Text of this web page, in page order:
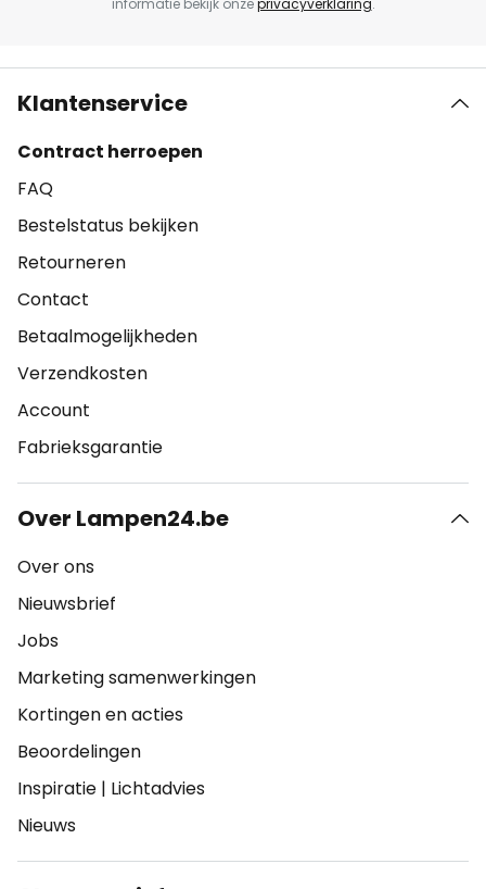
informatie bekijk onzeprivacyverklaring.
Klantenservice
Contract herroepen
FAQ
Bestelstatus bekijken
Retourneren
Contact
Betaalmogelijkheden
Verzendkosten
Account
Fabrieksgarantie
Over Lampen24.be
Over ons
Nieuwsbrief
Jobs
Marketing samenwerkingen
Kortingen en acties
Beoordelingen
Inspiratie | Lichtadvies
Nieuws